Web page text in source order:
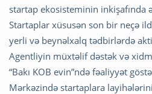
startap ekosisteminin inkişafında
Startaplar xüsusən son bir neçə
yerli və beynəlxalq tədbirlərdə
Agentliyin müxtəlif dəstək və
“Bakı KOB evin”ndə fəaliyyət
Mərkəzində startaplara